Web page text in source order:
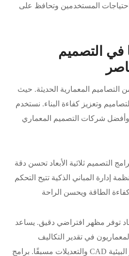
المستخدمين وتحافظ على
في التصميم
التصاميم المعمارية الحديثة. حيث
وتعزيز كفاءة البناء. نستخدم
شركات التصميم المعماري
التصميم ثلاثية الأبعاد تحسن دقة
إدارة المباني الذكية تتيح التحكم
توفر مظهر افتراضي دقيق. يساعد
في تقدير التكاليف
والتعديلات مسبقًا. برامج CAD تساعد في قياس العناصر البيئية